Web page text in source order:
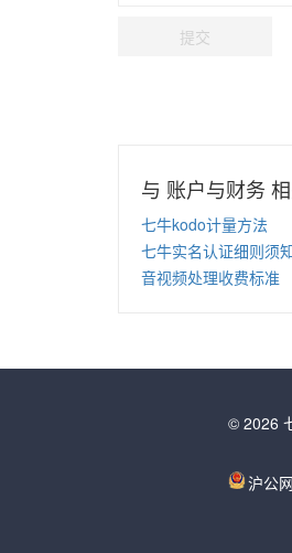
提交
与 账户与财务
七牛kodo计量方法
七牛实名认证细则须
音视频处理收费标准
© 2026
沪公